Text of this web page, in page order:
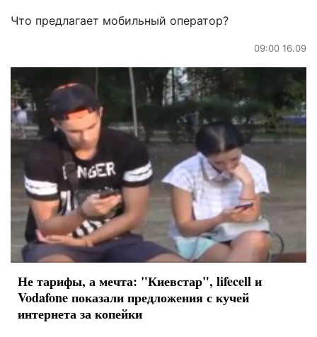
Что предлагает мобильный оператор?
09:00 16.09
Не тарифы, а мечта: "Киевстар", lifecell и
Vodafone показали предложения с кучей
интернета за копейки